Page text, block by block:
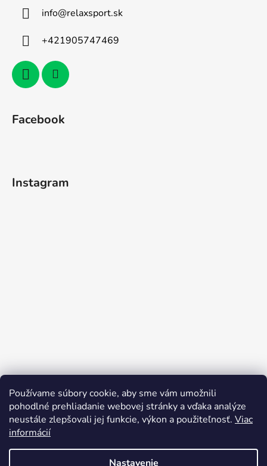
Používame súbory cookie, aby sme vám umožnili
pohodlné prehliadanie webovej stránky a vďaka analýze
neustále zlepšovali jej funkcie, výkon a použiteľnosť. Viac
informácií
Nastavenie
info@relaxsport.sk
+421905747469
Facebook
Instagram
Sledovať na Instagrame